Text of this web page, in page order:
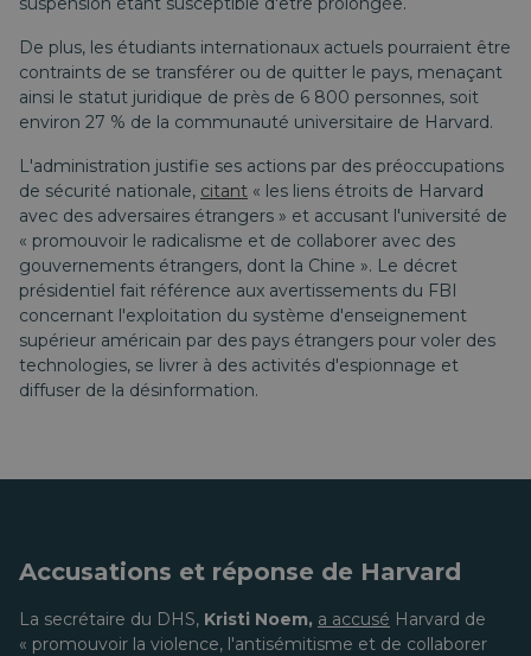
De plus, les étudiants internationaux actuels pourraient être
contraints de se transférer ou de quitter le pays, menaçant
ainsi le statut juridique de près de 6 800 personnes, soit
environ 27 % de la communauté universitaire de Harvard.
L'administration justifie ses actions par des préoccupations
de sécurité nationale, citant « les liens étroits de Harvard
avec des adversaires étrangers » et accusant l'université de
« promouvoir le radicalisme et de collaborer avec des
gouvernements étrangers, dont la Chine ». Le décret
présidentiel fait référence aux avertissements du FBI
concernant l'exploitation du système d'enseignement
supérieur américain par des pays étrangers pour voler des
technologies, se livrer à des activités d'espionnage et
diffuser de la désinformation.
Accusations et réponse de Harvard
La secrétaire du DHS, Kristi Noem, a accusé Harvard de
« promouvoir la violence, l'antisémitisme et de collaborer